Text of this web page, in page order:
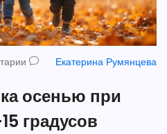
Екатерина Румянцева
осенью при
градусов